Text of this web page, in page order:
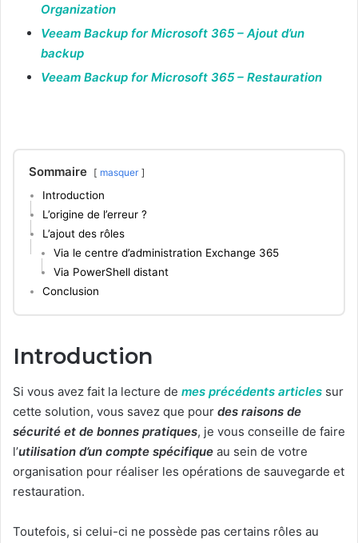
Organization
Veeam Backup for Microsoft 365 – Ajout d’un
backup
Veeam Backup for Microsoft 365 – Restauration
Sommaire masquer
Introduction
L’origine de l’erreur ?
L’ajout des rôles
Via le centre d’administration Exchange 365
Via PowerShell distant
Conclusion
Introduction
Si vous avez fait la lecture de mes précédents articles sur
cette solution, vous savez que pour des raisons de
sécurité et de bonnes pratiques, je vous conseille de faire
l’utilisation d’un compte spécifique au sein de votre
organisation pour réaliser les opérations de sauvegarde et
restauration.
Toutefois, si celui-ci ne possède pas certains rôles au